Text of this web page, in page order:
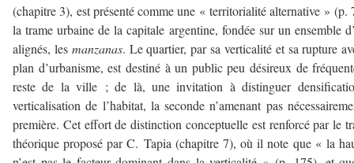
(chapitre 3), est présenté comme une « territorialité alternative » (p.
la trame urbaine de la capitale argentine, fondée sur un ensemble
alignés, les manzanas. Le quartier, par sa verticalité et sa rupture
plan d’urbanisme, est destiné à un public peu désireux de
reste de la ville ; de là, une invitation à distinguer
verticalisation de l’habitat, la seconde n’amenant pas
première. Cet effort de distinction conceptuelle est renforcé par le
théorique proposé par C. Tapia (chapitre 7), où il note que « la